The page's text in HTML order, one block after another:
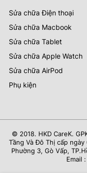
Sửa chữa Điện thoại
Sửa chữa Macbook
Sửa chữa Tablet
Sửa chữa Apple Watch
Sửa chữa AirPod
Phụ kiện
© 2018. HKD CareK.
Tầng Và Đô Thị cấp
Phường 3, Gò Vấp,
Email